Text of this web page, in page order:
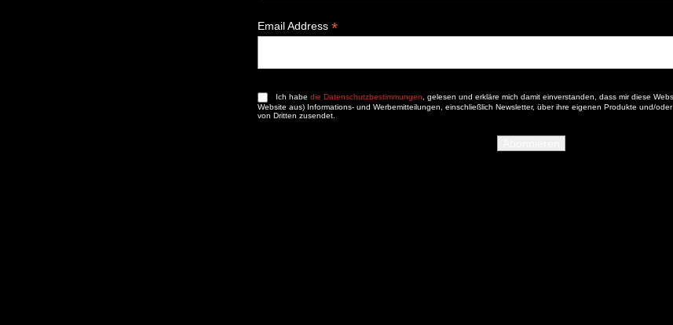
Email Address*
Ich habedie Datenschutzbestimmungen , gelesen und erkläre mich damit einverstanden, dass mir diese
Website aus) Informations- und Werbemitteilungen, einschließlich Newsletter, über ihre eigenen Produkte und/
von Dritten zusendet.